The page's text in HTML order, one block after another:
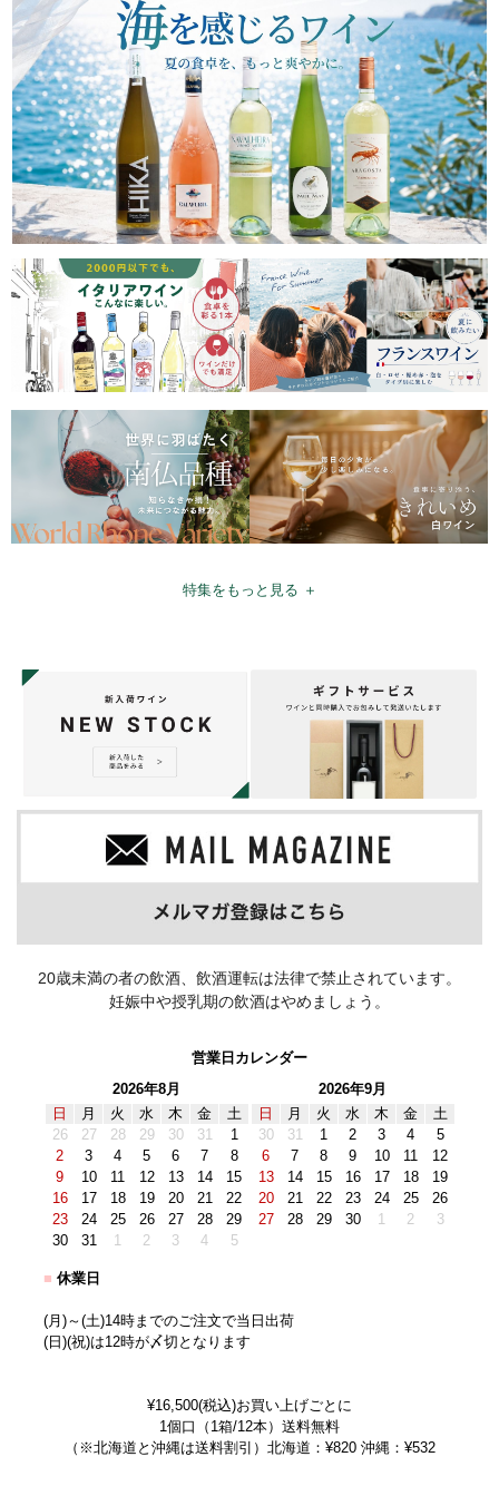
特集をもっと見る ＋
20歳未満の者の飲酒、飲酒運転は法律で禁止されています。
妊娠中や授乳期の飲酒はやめましょう。
営業日カレンダー
2026年8月
日
月 火 水 木 金
土
26
27 28 29 30 31
1
2
3 4 5 6 7
8
9
10 11 12 13 14
15
16
17 18 19 20 21
22
23
24 25 26 27 28
29
30
31 1 2 3 4 5
2026年9月
日
月 火 水 木 金
土
30
31 1 2 3 4
5
6
7 8 9 10 11
12
13
14 15 16 17 18
19
20
21 22 23 24 25
26
27
28 29 30 1 2 3
■ 休業日
(月)～(土)14時までのご注文で当日出荷
(日)(祝)は12時が〆切となります
¥16,500(税込)お買い上げごとに
1個口（1箱/12本）送料無料
（※北海道と沖縄は送料割引）北海道：¥820 沖縄：¥532